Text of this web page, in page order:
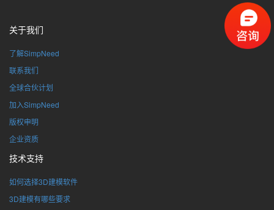
关于我们
了解SimpNeed
联系我们
全球合伙计划
加入SimpNeed
版权申明
企业资质
技术支持
如何选择3D建模软件
3D建模有哪些要求